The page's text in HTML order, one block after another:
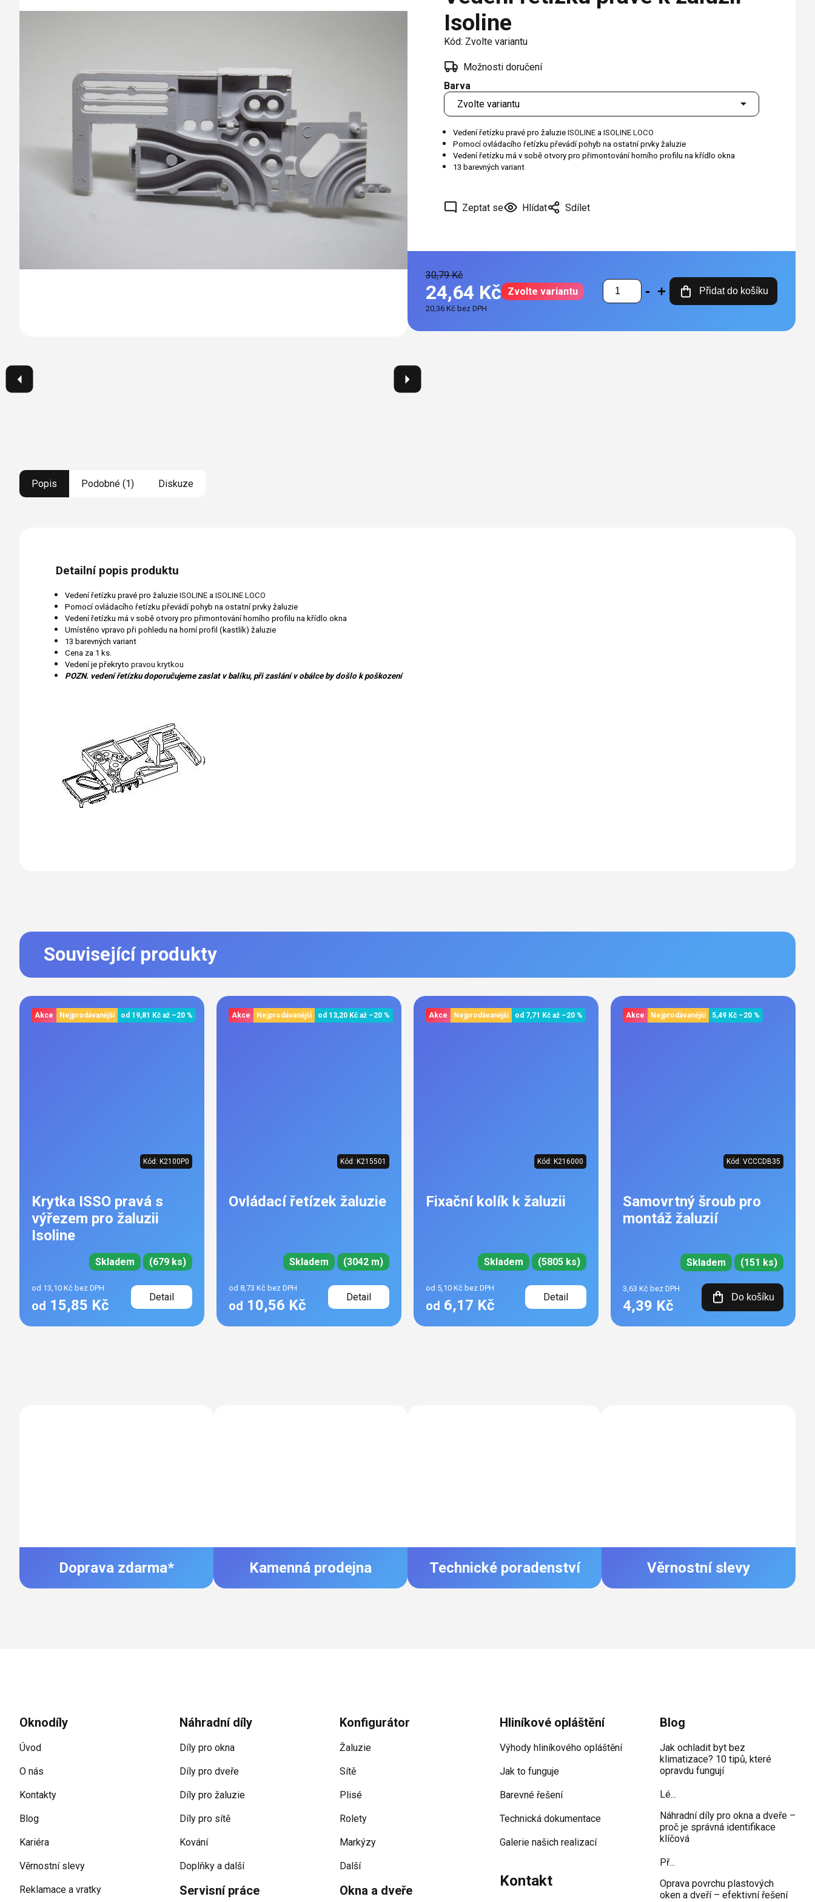
práce
Garantované zaměření
Isoline
Kód: Zvolte variantu
Barva
Možnosti doručení
Vedení řetízku pravé pro žaluzie ISOLINE a ISOLINE LOCO
Pomocí ovládacího řetízku převádí pohyb na ostatní prvky žaluzie
Vedení řetízku má v sobě otvory pro přimontování horního profilu na křídlo okna
13 barevných variant
Zeptat se Hlídat Sdílet
30,79 Kč
24,64 Kč
20,36 Kč bez DPH
cena:
Zvolte variantu Přidat do košíku
Popis Podobné (1) Diskuze
Detailní popis produktu
Vedení řetízku pravé pro žaluzie ISOLINE a ISOLINE LOCO
Pomocí ovládacího řetízku převádí pohyb na ostatní prvky žaluzie
Vedení řetízku má v sobě otvory pro přimontování horního profilu na křídlo okna
Umístěno vpravo při pohledu na horní profil (kastlík) žaluzie
13 barevných variant
Cena za 1 ks.
Vedení je překryto pravou krytkou
POZN. vedení řetízku doporučujeme zaslat v balíku, při zaslání v obálce by došlo k poškození
Související produkty
Akce Nejprodávanější od 19,81 Kč až –20 %
Kód: K2100P0
Krytka ISSO pravá s
výřezem pro žaluzii
Isoline
Skladem (679 ks)
od 13,10 Kč bez DPH
od 15,85 Kč Detail
Akce Nejprodávanější od 13,20 Kč až –20 %
Kód: K215501
Ovládací řetízek žaluzie
Skladem (3042 m)
od 8,73 Kč bez DPH
od 10,56 Kč Detail
Akce Nejprodávanější od 7,71 Kč až –20 %
Kód: K216000
Fixační kolík k žaluzii
Skladem (5805 ks)
od 5,10 Kč bez DPH
od 6,17 Kč Detail
Akce Nejprodávanější 5,49 Kč –20 %
Kód: VCCCDB35
Samovrtný šroub pro
montáž žaluzií
Skladem (151 ks)
3,63 Kč bez DPH
4,39 Kč
Do košíku
Doprava zdarma* Kamenná prodejna Technické poradenství Věrnostní slevy
Zápatí
Oknodíly
Úvod
O nás
Kontakty
Blog
Kariéra
Věrnostní slevy
Reklamace a vratky
Náhradní díly
Díly pro okna
Díly pro dveře
Díly pro žaluzie
Díly pro sítě
Kování
Doplňky a další
Servisní práce
Konfigurátor
Žaluzie
Sítě
Plisé
Rolety
Markýzy
Další
Okna a dveře
Hliníkové opláštění
Výhody hliníkového opláštění
Jak to funguje
Barevné řešení
Technická dokumentace
Galerie našich realizací
Kontakt
Blog
Jak ochladit byt bez
klimatizace? 10 tipů, které
opravdu fungují
Lé...
Náhradní díly pro okna a dveře –
proč je správná identifikace
klíčová
Př...
Oprava povrchu plastových
oken a dveří – efektivní řešení